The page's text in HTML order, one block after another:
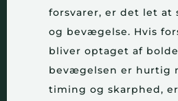
forsvarer, er det let at
og bevægelse. Hvis
bliver optaget af
bevægelsen er hurtig
timing og skarphed,